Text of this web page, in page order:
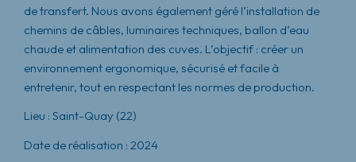
de transfert. Nous avons également géré l’installation de
chemins de câbles, luminaires techniques, ballon d’eau
chaude et alimentation des cuves. L’objectif : créer un
environnement ergonomique, sécurisé et facile à
entretenir, tout en respectant les normes de production.
Lieu : Saint-Quay (22)
Date de réalisation : 2024